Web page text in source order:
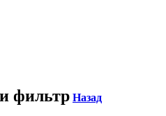
фильтр Назад